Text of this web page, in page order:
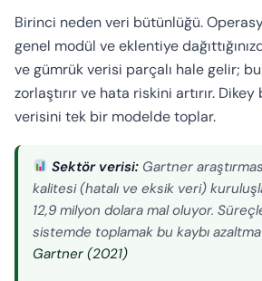
Birinci neden veri bütünlüğü.
genel modül ve eklentiye
ve gümrük verisi parçalı hale gelir;
zorlaştırır ve hata riskini artırır. Dikey
verisini tek bir modelde toplar.
Sektör verisi: Gartner
kalitesi (hatalı ve eksik veri)
12,9 milyon dolara mal oluyor.
sistemde toplamak bu kaybı
Gartner (2021)